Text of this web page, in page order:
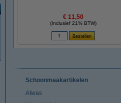
€ 11,50
(Inclusief 21% BTW)
Schoonmaakartikelen
Afwas